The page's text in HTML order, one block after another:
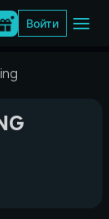
Войти